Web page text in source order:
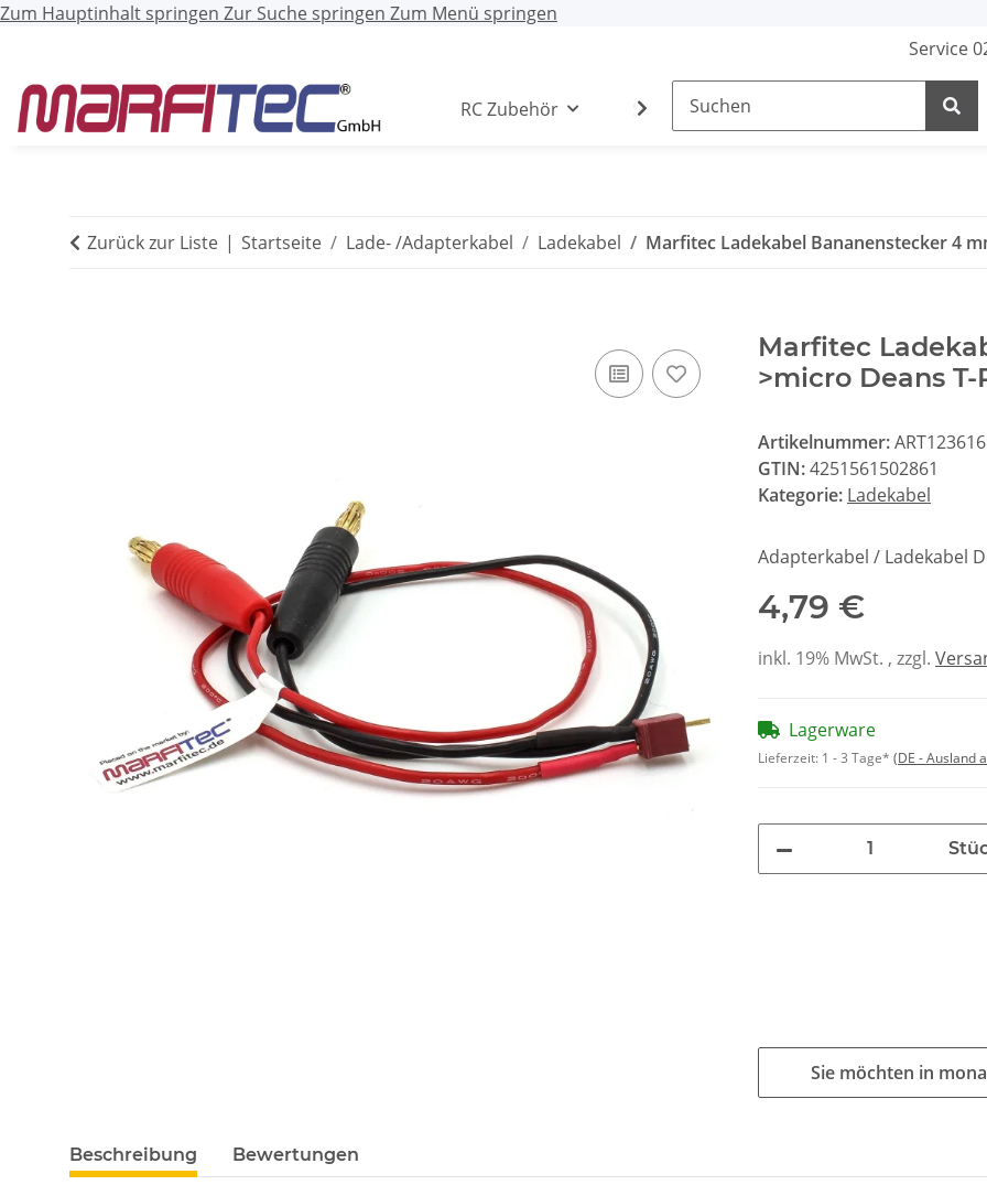
Zum Hauptinhalt springen Zur Suche springen Zum Menü springen
Service
RC Zubehör Stecker / Buchsen Lade- /
Zurück zur Liste Startseite Lade- /Adapterkabel Ladekabel Marfitec Ladekabel Bananenstecker 4
Marfitec
>micro Deans
Artikelnummer:ART123616
GTIN:4251561502861
Kategorie: Ladekabel
Adapterkabel / Ladekabel
4,79 €
inkl. 19% MwSt. , zzgl.
Lagerware
Lieferzeit: 1 - 3 Tage* (DE - Ausland
Sie möchten in
Beschreibung Bewertungen